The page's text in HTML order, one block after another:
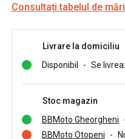
Consultați tabelul de
Livrare la domiciliu
Disponibil
- Se
Stoc magazin
BBMoto Gheorgheni
BBMoto Otopeni
-